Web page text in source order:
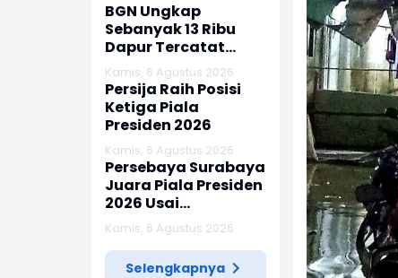
BGN Ungkap
Sebanyak 13 Ribu
Dapur Tercatat
Masih Berada Dalam
Berbagai Tahapan
Verifikasi dan Belum
Seluruhnya Siap
Beroperasi
Kamis, 6 Agustus 2026
Persija Raih Posisi
Ketiga Piala
Presiden 2026
Kamis, 6 Agustus 2026
Persebaya Surabaya
Juara Piala Presiden
2026 Usai
Tundukkan Persib
Bandung Lewat Adu
Penalti
Kamis, 6 Agustus 2026
Selengkapnya